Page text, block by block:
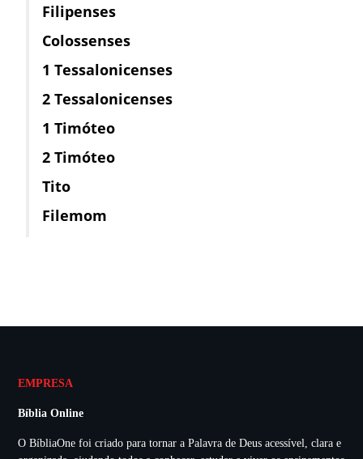
Filipenses
Colossenses
1 Tessalonicenses
2 Tessalonicenses
1 Timóteo
2 Timóteo
Tito
Filemom
EMPRESA
Bíblia Online
O BíbliaOne foi criado para tornar a Palavra de Deus acessível, clara e